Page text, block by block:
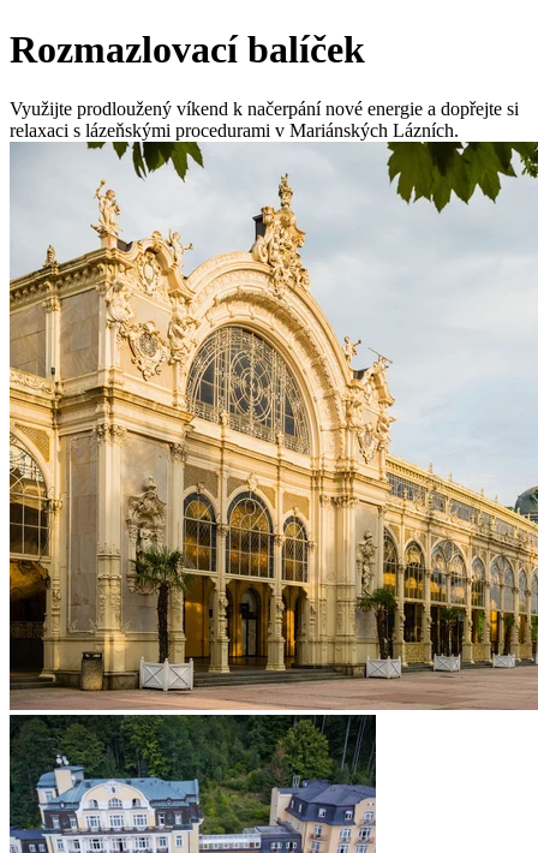
Rozmazlovací balíček
Využijte prodloužený víkend k načerpání nové energie a dopřejte si
relaxaci s lázeňskými procedurami v Mariánských Lázních.